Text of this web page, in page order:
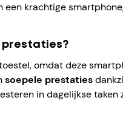
krachtige
prestaties?
omdat deze
soepele prestaties
in dagelijkse taken